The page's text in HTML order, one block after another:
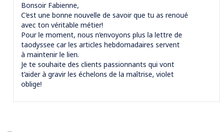
Bonsoir Fabienne,
C’est une bonne nouvelle de savoir que tu as renoué
avec ton véritable métier!
Pour le moment, nous n’envoyons plus la lettre de
taodyssee car les articles hebdomadaires servent
à maintenir le lien.
Je te souhaite des clients passionnants qui vont
t’aider à gravir les échelons de la maîtrise, violet
oblige!